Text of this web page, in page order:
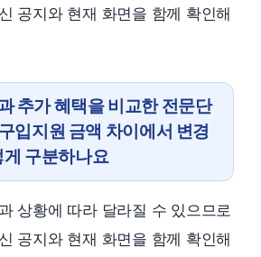
공지와 현재 화면을 함께 확인해
추가 혜택을 비교한 전문단
입지원 금액 차이에서 변경
구분하나요
상황에 따라 달라질 수 있으므로
공지와 현재 화면을 함께 확인해